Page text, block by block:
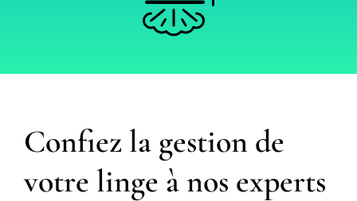
Confiez la gestion de
votre linge à nos experts